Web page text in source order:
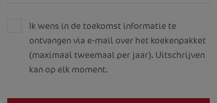
Ik wens in de toekomst informatie te
ontvangen via e-mail over het koekenpakket
(maximaal tweemaal per jaar). Uitschrijven
kan op elk moment.